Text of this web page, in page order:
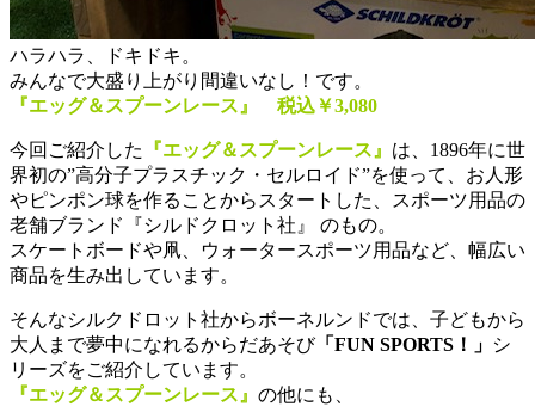
ハラハラ、ドキドキ。
みんなで大盛り上がり間違いなし！です。
『エッグ＆スプーンレース』 税込￥3,080
今回ご紹介した 『エッグ＆スプーンレース』 は、1896年に世
界初の”高分子プラスチック・セルロイド”を使って、お人形
やピンポン球を作ることからスタートした、スポーツ用品の
老舗ブランド『シルドクロット社』 のもの。
スケートボードや凧、ウォータースポーツ用品など、幅広い
商品を生み出しています。
そんなシルクドロット社からボーネルンドでは、子どもから
大人まで夢中になれるからだあそび「FUN SPORTS！」 シ
リーズをご紹介しています。
『エッグ＆スプーンレース』 の他にも、